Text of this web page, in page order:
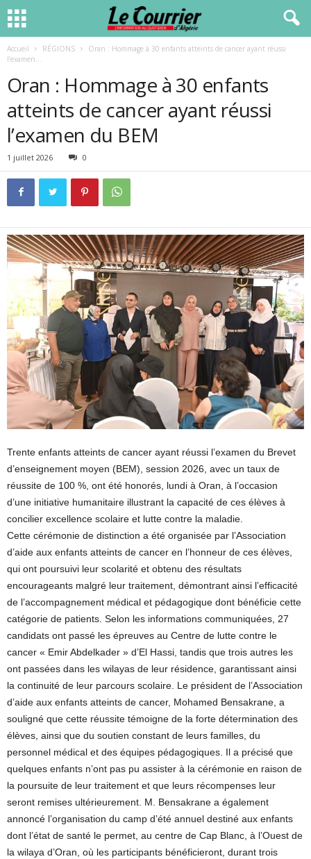
Accueil RÉGIONS
Oran : Hommage à 30 enfants atteints de cancer ayant réussi
l’examen...
Oran : Hommage à 30 enfants
atteints de cancer ayant réussi
l’examen du BEM
1 juillet 2026 0
Trente enfants atteints de cancer ayant réussi l’examen du Brevet
d’enseignement moyen (BEM), session 2026, avec un taux de
réussite de 100 %, ont été honorés, lundi à Oran, à l’occasion
d’une initiative humanitaire illustrant la capacité de ces élèves à
concilier excellence scolaire et lutte contre la maladie.
Cette cérémonie de distinction a été organisée par l’Association
d’aide aux enfants atteints de cancer en l’honneur de ces élèves,
qui ont poursuivi leur scolarité et obtenu des résultats
encourageants malgré leur traitement, démontrant ainsi l’efficacité
de l’accompagnement médical et pédagogique dont bénéficie cette
catégorie de patients. Selon les informations communiquées, 27
candidats ont passé les épreuves au Centre de lutte contre le
cancer « Emir Abdelkader » d’El Hassi, tandis que trois autres les
ont passées dans les wilayas de leur résidence, garantissant ainsi
la continuité de leur parcours scolaire. Le président de l’Association
d’aide aux enfants atteints de cancer, Mohamed Bensakrane, a
souligné que cette réussite témoigne de la forte détermination des
élèves, ainsi que du soutien constant de leurs familles, du
personnel médical et des équipes pédagogiques. Il a précisé que
quelques enfants n’ont pas pu assister à la cérémonie en raison de
la poursuite de leur traitement et que leurs récompenses leur
seront remises ultérieurement. M. Bensakrane a également
annoncé l’organisation du camp d’été annuel destiné aux enfants
dont l’état de santé le permet, au centre de Cap Blanc, à l’Ouest de
la wilaya d’Oran, où les participants bénéficieront, durant trois